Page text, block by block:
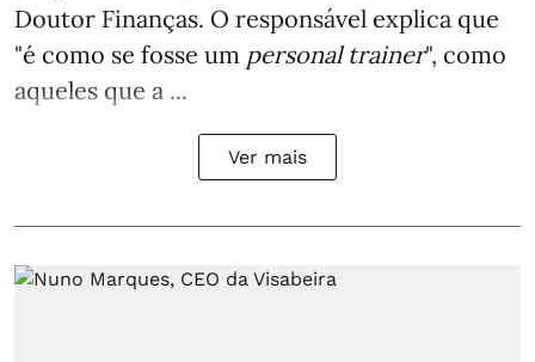
Doutor Finanças. O responsável explica que
"é como se fosse um personal trainer", como
aqueles que a ...
Ver mais